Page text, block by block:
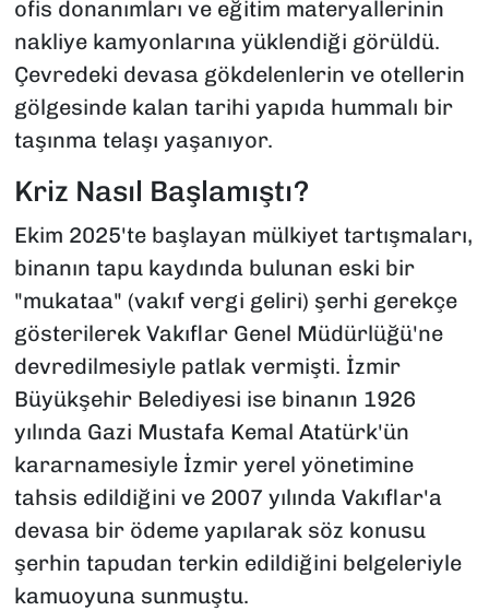
ofis donanımları ve eğitim materyallerinin
nakliye kamyonlarına yüklendiği görüldü.
Çevredeki devasa gökdelenlerin ve otellerin
gölgesinde kalan tarihi yapıda hummalı bir
taşınma telaşı yaşanıyor.
Kriz Nasıl Başlamıştı?
Ekim 2025'te başlayan mülkiyet tartışmaları,
binanın tapu kaydında bulunan eski bir
"mukataa" (vakıf vergi geliri) şerhi gerekçe
gösterilerek Vakıflar Genel Müdürlüğü'ne
devredilmesiyle patlak vermişti. İzmir
Büyükşehir Belediyesi ise binanın 1926
yılında Gazi Mustafa Kemal Atatürk'ün
kararnamesiyle İzmir yerel yönetimine
tahsis edildiğini ve 2007 yılında Vakıflar'a
devasa bir ödeme yapılarak söz konusu
şerhin tapudan terkin edildiğini belgeleriyle
kamuoyuna sunmuştu.